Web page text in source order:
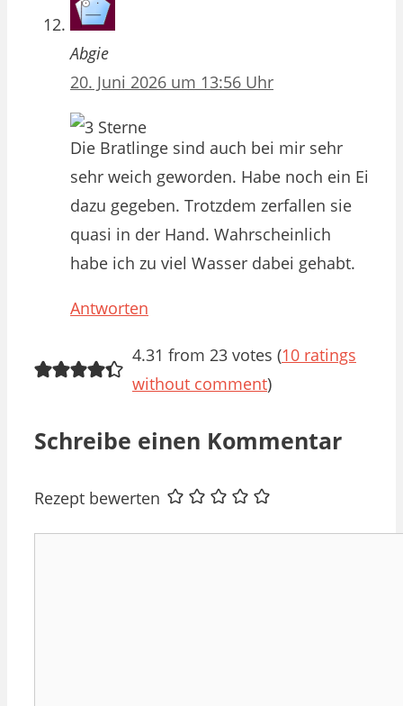
Abgie
20. Juni 2026 um 13:56 Uhr
Die Bratlinge sind auch bei mir sehr
sehr weich geworden. Habe noch ein Ei
dazu gegeben. Trotzdem zerfallen sie
quasi in der Hand. Wahrscheinlich
habe ich zu viel Wasser dabei gehabt.
Antworten
4.31 from 23 votes (10 ratings
without comment)
Schreibe einen Kommentar
Rezept bewerten